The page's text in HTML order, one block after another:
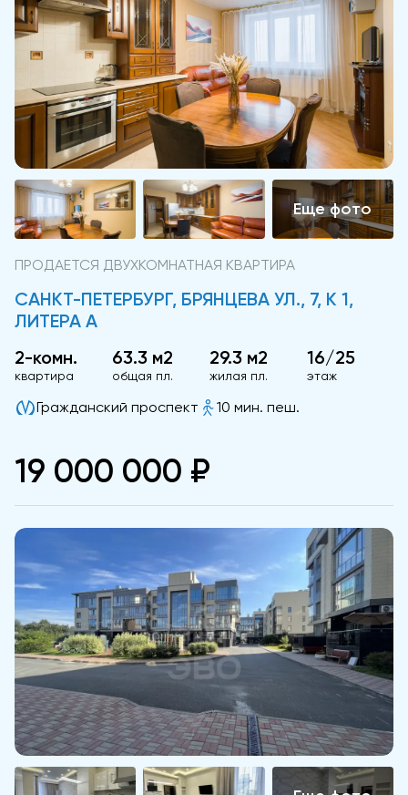
ПРОДАЕТСЯ ДВУХКОМНАТНАЯ КВАРТИРА
САНКТ-ПЕТЕРБУРГ, БРЯНЦЕВА УЛ., 7, К 1,
ЛИТЕРА А
2-комн.
квартира
63.3 м2
общая пл.
29.3 м2
жилая пл.
16/25
этаж
Гражданский проспект 10 мин. пеш.
19 000 000 ₽